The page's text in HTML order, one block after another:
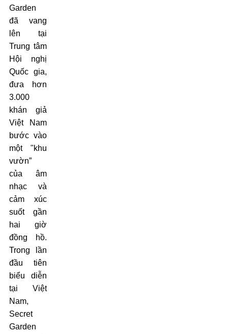
Garden
đã vang
lên tại
Trung tâm
Hội nghị
Quốc gia,
đưa hơn
3.000
khán giả
Việt Nam
bước vào
một "khu
vườn”
của âm
nhạc và
cảm xúc
suốt gần
hai giờ
đồng hồ.
Trong lần
đầu tiên
biểu diễn
tại Việt
Nam,
Secret
Garden